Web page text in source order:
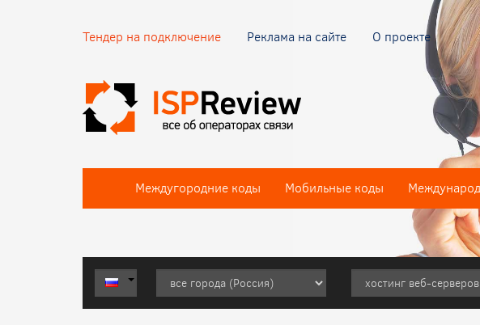
Тендер на подключение Реклама на сайте О проекте
Междугородние коды Мобильные коды